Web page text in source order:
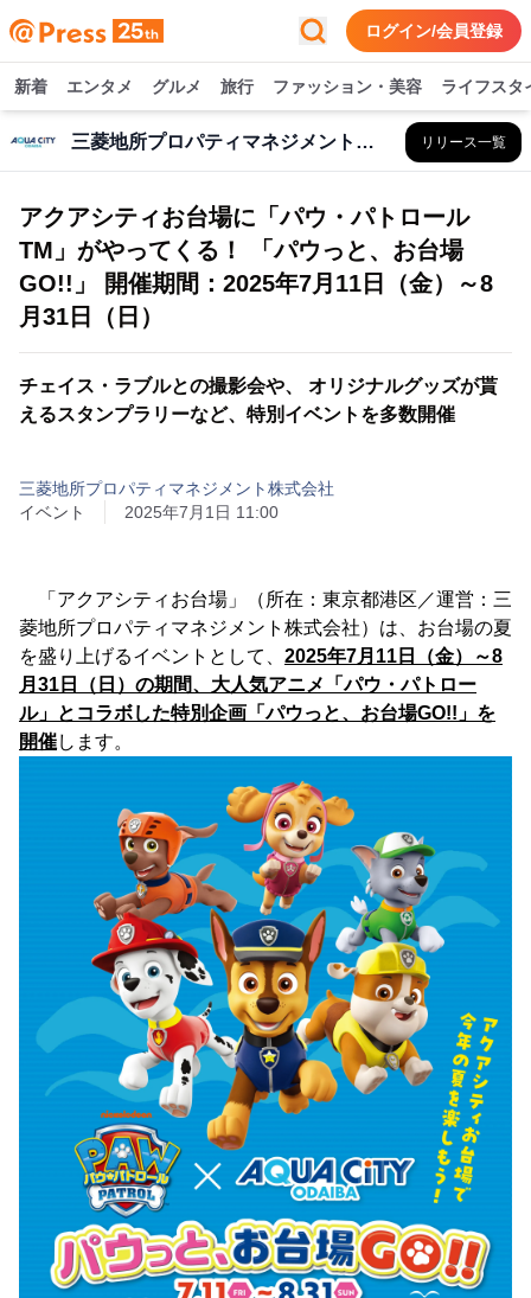
ログイン/会員登録
新着 エンタメ グルメ 旅行 ファッション・美容 ライフスタ
三菱地所プロパティマネジメント株式会社 リリース一覧
アクアシティお台場に「パウ・パトロール
TM」がやってくる！ 「パウっと、お台場
GO!!」 開催期間：2025年7月11日（金）～8
月31日（日）
チェイス・ラブルとの撮影会や、 オリジナルグッズが貰
えるスタンプラリーなど、特別イベントを多数開催
三菱地所プロパティマネジメント株式会社
イベント
2025年7月1日 11:00
「アクアシティお台場」（所在：東京都港区／運営：三
菱地所プロパティマネジメント株式会社）は、お台場の夏
を盛り上げるイベントとして、 2025年7月11日（金）～8
月31日（日）の期間、大人気アニメ「パウ・パトロー
ル」とコラボした特別企画「パウっと、お台場GO!!」を
開催します。